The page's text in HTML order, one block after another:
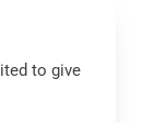
to give